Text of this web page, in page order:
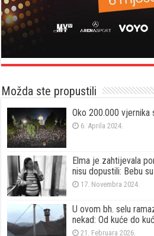
Možda ste propustili
Oko 200.000 vjernika
6. Aprila 2024.
Elma je zahtijevala
nisu dopustili: Bebu
17. Novembra 2024.
U ovom bh. selu
nekad: Od kuće do
21. Februara 2026.